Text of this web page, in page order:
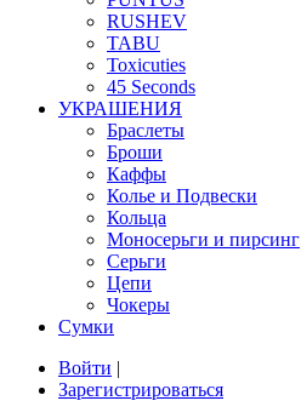
RUSHEV
TABU
Toxicuties
45 Seconds
УКРАШЕНИЯ
Браслеты
Броши
Каффы
Колье и Подвески
Кольца
Моносерьги и пирсинг
Серьги
Цепи
Чокеры
Сумки
Войти |
Зарегистрироваться